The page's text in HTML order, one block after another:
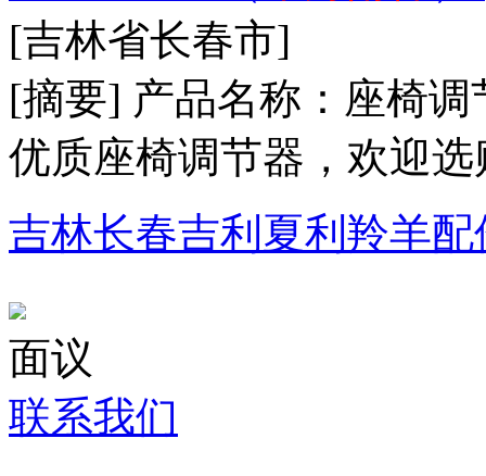
[吉林省长春市]
[摘要] 产品名称：座
优质座椅调节器，欢迎
吉林长春吉利夏利羚羊
面议
联系我们